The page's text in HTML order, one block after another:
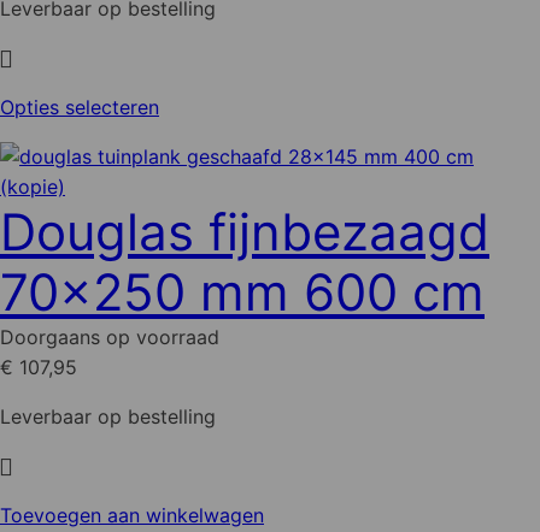
Leverbaar op bestelling
Opties selecteren
heeft
variaties.
Deze
optie
kan
gekozen
op
Douglas fijnbezaagd
70x250 mm 600 cm
Doorgaans op voorraad
€ 107,95
Leverbaar op bestelling
Toevoegen aan winkelwagen